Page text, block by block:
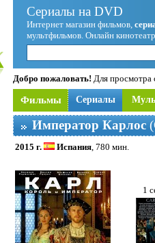
Сериалы на DVD
Интернет магазин фильмов,
мультфильмов. Онлайн
Добро пожаловать! Для просмотра
Фильмы Сериалы
Император Карлос
2015 г. Испания, 780 мин.
1